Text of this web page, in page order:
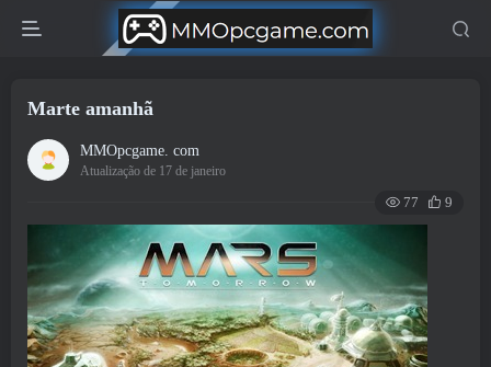
Marte amanhã
MMOpcgame. com
Atualização de 17 de janeiro
77 9